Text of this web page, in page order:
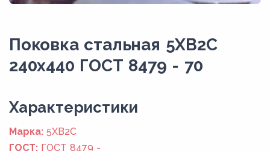
Поковка стальная 5ХВ2С
240x440 ГОСТ 8479 - 70
Xарактеристики
Марка: 5ХВ2С
ГОСТ: ГОСТ 8479 -